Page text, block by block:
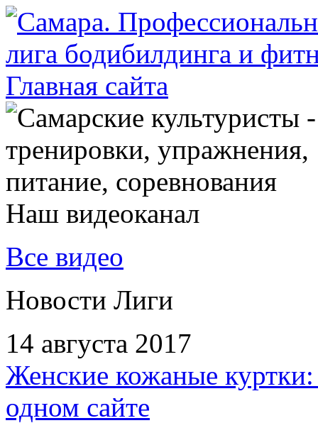
Наш видеоканал
Все видео
Новости Лиги
14 августа 2017
Женские кожаные
одном сайте